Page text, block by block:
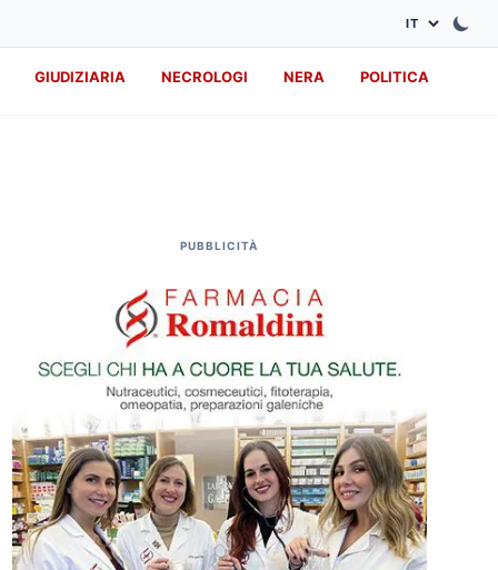
GIUDIZIARIA NECROLOGI NERA POLITICA
PUBBLICITÀ